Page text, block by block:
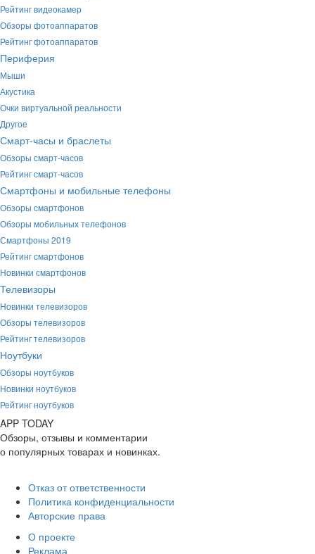
Рейтинг видеокамер
Обзоры фотоаппаратов
Рейтинг фотоаппаратов
Периферия
Мыши
Акустика
Очки виртуальной реальности
Другое
Смарт-часы и браслеты
Обзоры смарт-часов
Рейтинг смарт-часов
Смартфоны и мобильные телефоны
Обзоры смартфонов
Обзоры мобильных телефонов
Смартфоны 2019
Рейтинг смартфонов
Новинки смартфонов
Телевизоры
Новинки телевизоров
Обзоры телевизоров
Рейтинг телевизоров
Ноутбуки
Обзоры ноутбуков
Новинки ноутбуков
Рейтинг ноутбуков
APP TODAY
Обзоры, отзывы и комментарии
о популярных товарах и новинках.
Отказ от ответственности
Политика конфиденциальности
Авторские права
О проекте
Реклама